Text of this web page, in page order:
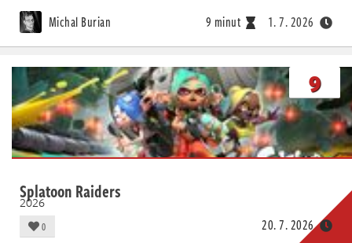
Michal Burian 9 minut 1. 7. 2026
9
Splatoon Raiders
2026
0 20. 7. 2026